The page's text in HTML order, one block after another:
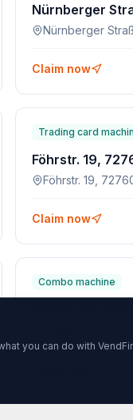
Claim now
Trading card
Föhrstr. 19,
Föhrstr. 19,
Claim now
Combo machine
Karlstr. 79,
Karlstr. 79,
you can do with